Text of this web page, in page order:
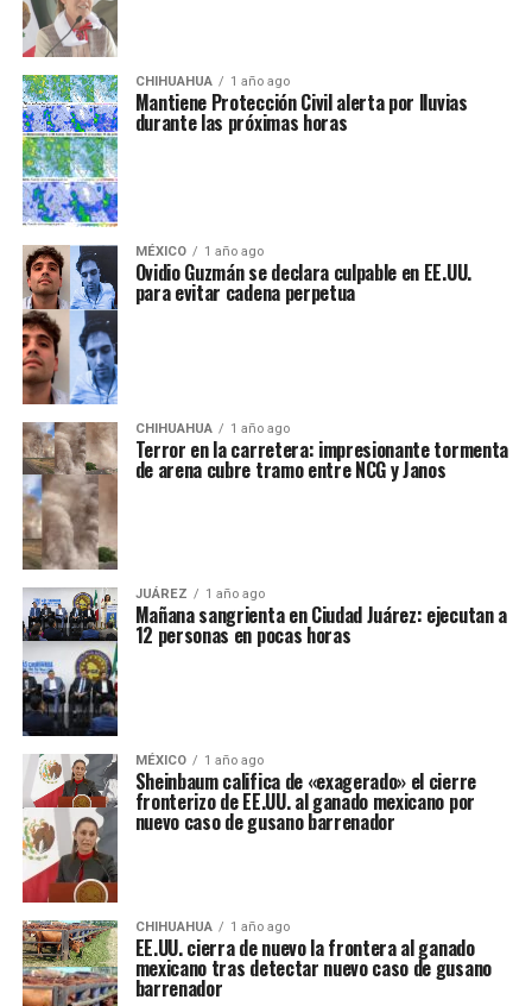
CHIHUAHUA 1 año ago
Mantiene Protección Civil alerta por lluvias
durante las próximas horas
MÉXICO 1 año ago
Ovidio Guzmán se declara culpable en EE.UU.
para evitar cadena perpetua
CHIHUAHUA 1 año ago
Terror en la carretera: impresionante tormenta
de arena cubre tramo entre NCG y Janos
JUÁREZ 1 año ago
Mañana sangrienta en Ciudad Juárez: ejecutan a
12 personas en pocas horas
MÉXICO 1 año ago
Sheinbaum califica de «exagerado» el cierre
fronterizo de EE.UU. al ganado mexicano por
nuevo caso de gusano barrenador
CHIHUAHUA 1 año ago
EE.UU. cierra de nuevo la frontera al ganado
mexicano tras detectar nuevo caso de gusano
barrenador